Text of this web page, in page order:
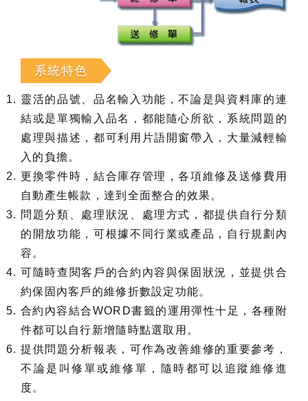
系統特色
靈活的品號、品名輸入功能，不論是與資料庫的連
結或是單獨輸入品名，都能隨心所欲，系統問題的
處理與描述，都可利用片語開窗帶入，大量減輕輸
入的負擔。
更換零件時，結合庫存管理，各項維修及送修費用
自動產生帳款，達到全面整合的效果。
問題分類、處理狀況、處理方式，都提供自行分類
的開放功能，可根據不同行業或產品，自行規劃內
容。
可隨時查閱客戶的合約內容與保固狀況，並提供合
約保固內客戶的維修折數設定功能。
合約內容結合WORD書籤的運用彈性十足，各種附
件都可以自行新增隨時點選取用。
提供問題分析報表，可作為改善維修的重要參考，
不論是叫修單或維修單，隨時都可以追蹤維修進
度。